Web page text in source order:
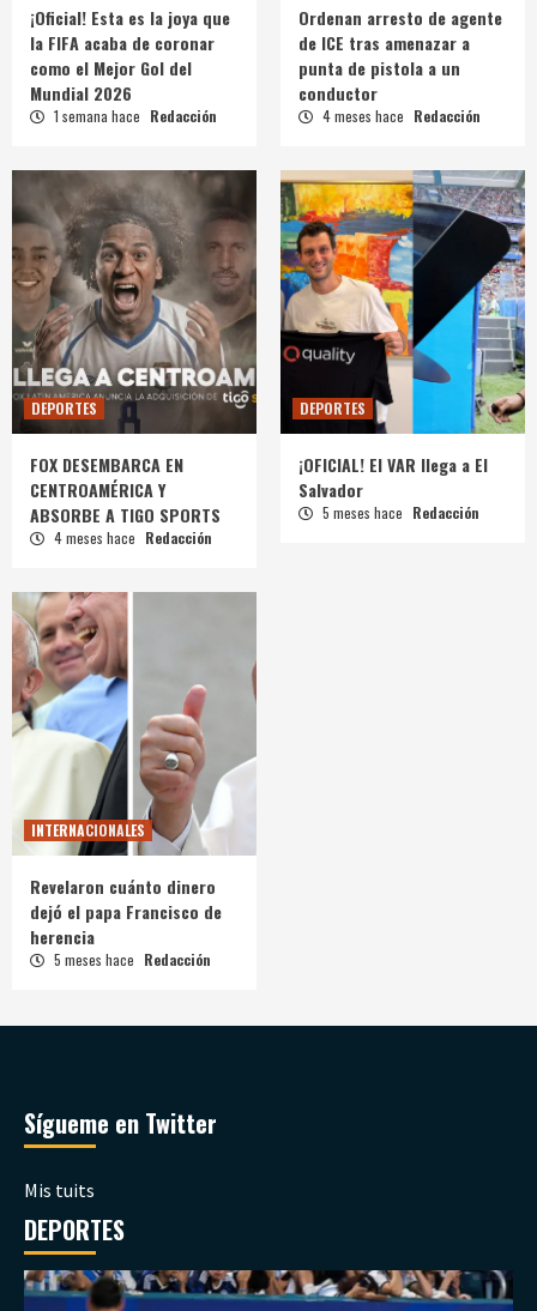
¡Oficial! Esta es la joya que
la FIFA acaba de coronar
como el Mejor Gol del
Mundial 2026
1 semana hace Redacción
Ordenan arresto de agente
de ICE tras amenazar a
punta de pistola a un
conductor
4 meses hace Redacción
DEPORTES
FOX DESEMBARCA EN
CENTROAMÉRICA Y
ABSORBE A TIGO SPORTS
4 meses hace Redacción
DEPORTES
¡OFICIAL! El VAR llega a El
Salvador
5 meses hace Redacción
INTERNACIONALES
Revelaron cuánto dinero
dejó el papa Francisco de
herencia
5 meses hace Redacción
Sígueme en Twitter
Mis tuits
DEPORTES